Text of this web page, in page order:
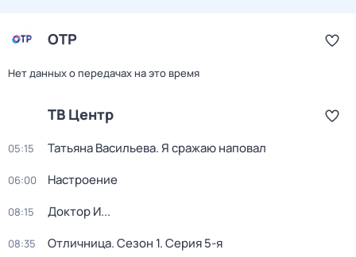
ОТР
Нет данных о передачах на это время
ТВ Центр
05:15 Татьяна Васильева. Я сражаю наповал
06:00 Настроение
08:15 Доктор И...
08:35 Отличница. Сезон 1. Серия 5-я